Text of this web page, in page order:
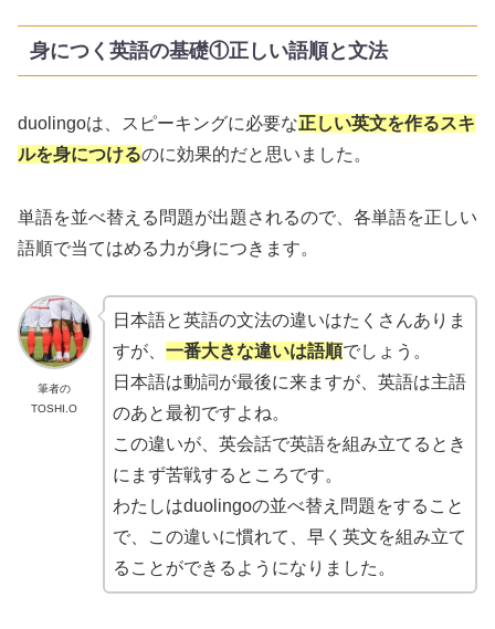
身につく英語の基礎①正しい語順と文法
duolingoは、スピーキングに必要な正しい英文を作るスキ
ルを身につけるのに効果的だと思いました。
単語を並べ替える問題が出題されるので、各単語を正しい
語順で当てはめる力が身につきます。
筆者の
TOSHI.O
日本語と英語の文法の違いはたくさんありま
すが、 一番大きな違いは語順でしょう。
日本語は動詞が最後に来ますが、英語は主語
のあと最初ですよね。
この違いが、英会話で英語を組み立てるとき
にまず苦戦するところです。
わたしはduolingoの並べ替え問題をすること
で、この違いに慣れて、早く英文を組み立て
ることができるようになりました。